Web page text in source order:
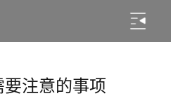
注意的事项